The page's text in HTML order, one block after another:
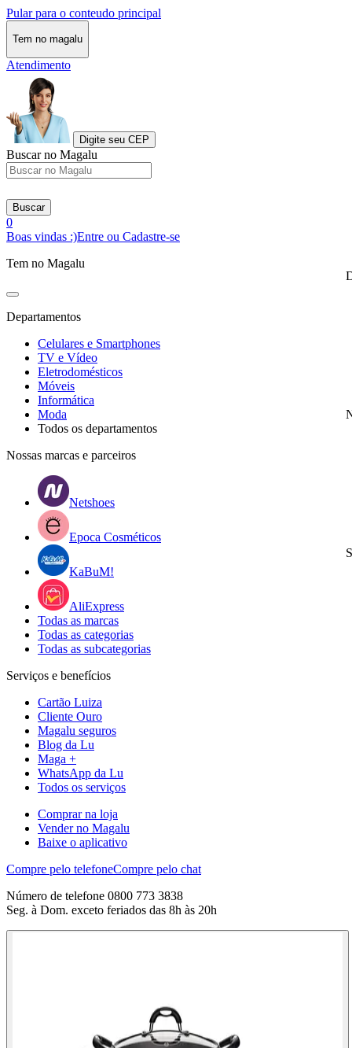
Pular para o conteudo principal
Tem no magalu
Atendimento
Digite seu CEP
Buscar no Magalu
Buscar
0
Boas vindas :)Entre ou Cadastre-se
Tem no Magalu
Departamentos
Celulares e Smartphones
TV e Vídeo
Eletrodomésticos
Móveis
Informática
Moda
Todos os departamentos
Nossas marcas e parceiros
Netshoes
Epoca Cosméticos
KaBuM!
AliExpress
Todas as marcas
Todas as categorias
Todas as subcategorias
Serviços e benefícios
Cartão Luiza
Cliente Ouro
Magalu seguros
Blog da Lu
Maga +
WhatsApp da Lu
Todos os serviços
Comprar na loja
Vender no Magalu
Baixe o aplicativo
Compre pelo telefoneCompre pelo chat
Número de telefone 0800 773 3838
Seg. à Dom. exceto feriados das 8h às 20h